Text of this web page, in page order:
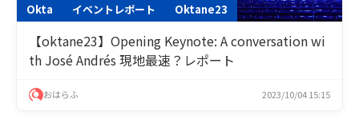
Okta イベントレポート Oktane23
【oktane23】Opening Keynote: A conversation wi
th José Andrés 現地最速？レポート
おはらふ 2023/10/04 15:15